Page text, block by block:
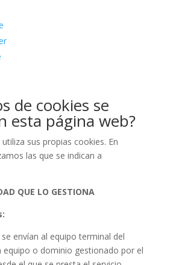
de cookies se
esta página web?
sus propias cookies. En
las que se indican a
QUE LO GESTIONA
envían al equipo terminal del
equipo o dominio gestionado por el